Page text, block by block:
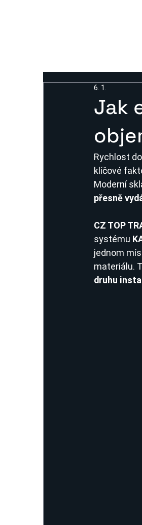
Jak
6. 1.
Rychlost
klíčové
Moderní
přesně
CZ TOP
systému
jednom
materiálu.
druhu